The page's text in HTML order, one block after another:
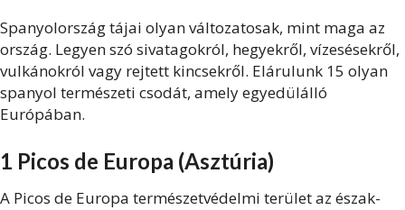
Spanyolország tájai olyan változatosak, mint maga az
ország. Legyen szó sivatagokról, hegyekről, vízesésekről,
vulkánokról vagy rejtett kincsekről. Elárulunk 15 olyan
spanyol természeti csodát, amely egyedülálló
Európában.
1 Picos de Europa (Asztúria)
A Picos de Europa természetvédelmi terület az észak-